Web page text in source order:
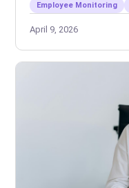
Employee Monitoring
April 9, 2026